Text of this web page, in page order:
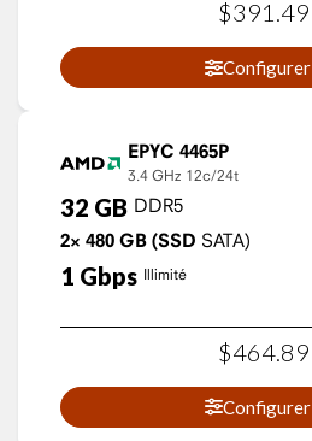
$391 .49
Configurer
EPYC 4465P
3.4 GHz 12c/24t
32 GB DDR5
2× 480 GB (SSD SATA)
1 Gbps Illimité
$464 89
Configurer